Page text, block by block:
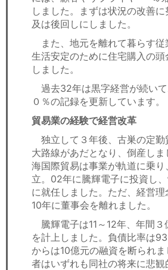
しました。まずは状況の改善
及は後回しにしました。
また、地元を離れて暮らす従
生活安定のために住宅購入の
しました。
過去32年は黒字経営が続い
０％の記録を更新しています。
貿易業の経験で経営改革
独立して３年後、古巣の定勤
大路線があだとなり、倒産し
海国際貿易は事業が軌道に乗
立。02年に騰輝電子に投資し
に就任しました。ただ、経営理
10年に董事会を離れました。
騰輝電子は11～12年、年間３
を計上しました。負債比率は
からは10億元の融資を断られ
者はいずれも同社の将来に悲